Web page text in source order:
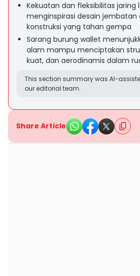
Kekuatan dan fleksibilitas jaring
menginspirasi desain jembatan
konstruksi yang tahan gempa
Sarang burung wallet
alam mampu menciptakan
kuat, dan aerodinamis dalam
This section summary was AI-
our editorial team.
Share Article